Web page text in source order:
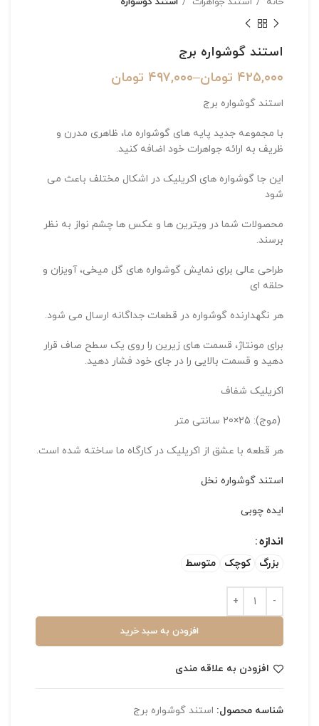
استند گوشواره برج
۴۲۵,۰۰۰ تومان–۴۹۷,۰۰۰ تومان
استند گوشواره برج
با مجموعه جدید پایه های گوشواره ما، ظاهری مدرن و
ظریف به ارائه جواهرات خود اضافه کنید.
این جا گوشواره های اکریلیک در اشکال مختلف باعث می
شود
محصولات شما در ویترین ها و عکس ها چشم نواز به نظر
برسند.
طراحی عالی برای نمایش گوشواره های گل میخی، آویزان و
حلقه ای
هر نگهدارنده گوشواره در قطعات جداگانه ارسال می شود.
برای مونتاژ، قسمت های زیرین را روی یک سطح صاف قرار
دهید و قسمت بالایی را در جای خود فشار دهید.
اکریلیک شفاف
(موج): 25×20 سانتی متر
هر قطعه با عشق از اکریلیک در کارگاه ما ساخته شده است.
استند گوشواره نخل
ایده چوبی
اندازه
بزرگ کوچک متوسط
افزودن به سبد خرید
افزودن به علاقه مندی
شناسه محصول: استند گوشواره برج